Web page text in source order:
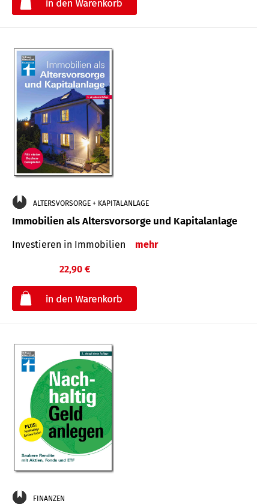
ALTERSVORSORGE + KAPITALANLAGE
Immobilien als Altersvorsorge und Kapitalanlage
Investieren in Immobilien mehr
22,90 €
FINANZEN